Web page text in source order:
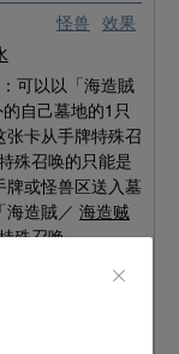
怪兽 效果
可以以「海造賊
自己墓地的1只
张卡从手牌特殊召
殊召唤的只能是
或怪兽区送入墓
造賊／ 海造贼
殊召唤。